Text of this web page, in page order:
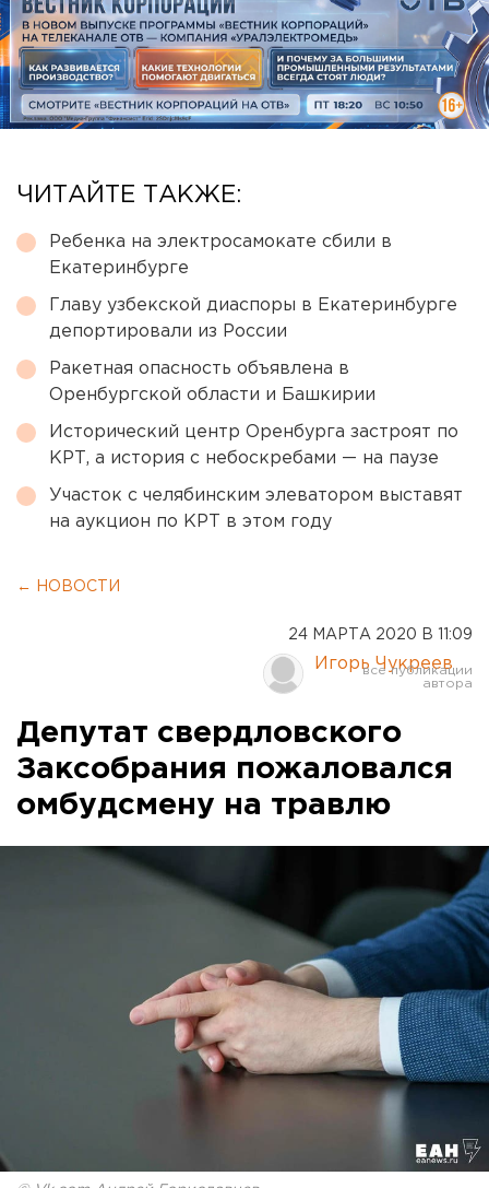
ЧИТАЙТЕ ТАКЖЕ:
Ребенка на электросамокате сбили в
Екатеринбурге
Главу узбекской диаспоры в Екатеринбурге
депортировали из России
Ракетная опасность объявлена в
Оренбургской области и Башкирии
Исторический центр Оренбурга застроят по
КРТ, а история с небоскребами — на паузе
Участок с челябинским элеватором выставят
на аукцион по КРТ в этом году
← НОВОСТИ
24 МАРТА 2020 В 11:09
Игорь Чукреев
Депутат свердловского
Заксобрания пожаловался
омбудсмену на травлю